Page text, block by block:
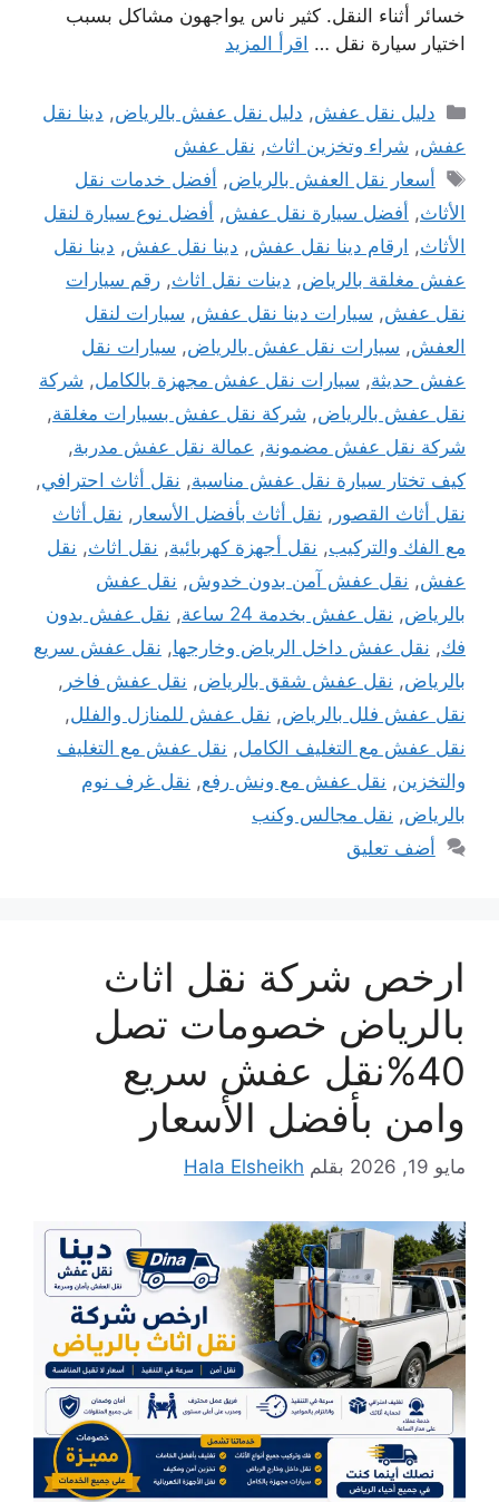
خسائر أثناء النقل. كثير ناس يواجهون مشاكل بسبب
اختيار سيارة نقل … اقرأ المزيد
التصنيفات
دليل نقل عفش, دليل نقل عفش بالرياض, دينا نقل
عفش, شراء وتخزين اثاث, نقل عفش
الوسوم
أسعار نقل العفش بالرياض, أفضل خدمات نقل
الأثاث, أفضل سيارة نقل عفش, أفضل نوع سيارة لنقل
الأثاث, ارقام دينا نقل عفش, دينا نقل عفش, دينا نقل
عفش مغلقة بالرياض, دينات نقل اثاث, رقم سيارات
نقل عفش, سيارات دينا نقل عفش, سيارات لنقل
العفش, سيارات نقل عفش بالرياض, سيارات نقل
عفش حديثة, سيارات نقل عفش مجهزة بالكامل, شركة
نقل عفش بالرياض, شركة نقل عفش بسيارات مغلقة,
شركة نقل عفش مضمونة, عمالة نقل عفش مدربة,
كيف تختار سيارة نقل عفش مناسبة, نقل أثاث احترافي,
نقل أثاث القصور , نقل أثاث بأفضل الأسعار , نقل أثاث
مع الفك والتركيب, نقل أجهزة كهربائية, نقل اثاث, نقل
عفش, نقل عفش آمن بدون خدوش, نقل عفش
بالرياض, نقل عفش بخدمة 24 ساعة , نقل عفش بدون
فك, نقل عفش داخل الرياض وخارجها, نقل عفش سريع
بالرياض, نقل عفش شقق بالرياض, نقل عفش فاخر ,
نقل عفش فلل بالرياض, نقل عفش للمنازل والفلل,
نقل عفش مع التغليف الكامل, نقل عفش مع التغليف
والتخزين, نقل عفش مع ونش رفع, نقل غرف نوم
بالرياض, نقل مجالس وكنب
أضف تعليق
ارخص شركة نقل اثاث
بالرياض خصومات تصل
40%نقل عفش سريع
وامن بأفضل الأسعار
مايو 19, 2026 بقلم Hala Elsheikh